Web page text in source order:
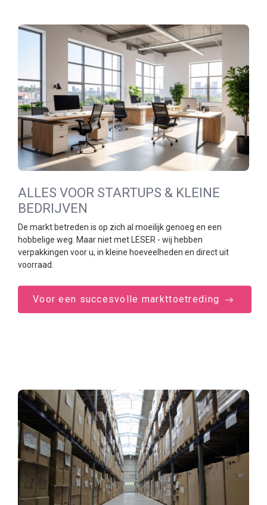
ALLES VOOR STARTUPS & KLEINE
BEDRIJVEN
De markt betreden is op zich al moeilijk genoeg en een
hobbelige weg. Maar niet met LESER - wij hebben
verpakkingen voor u, in kleine hoeveelheden en direct uit
voorraad.
Voor een succesvolle markttoetreding